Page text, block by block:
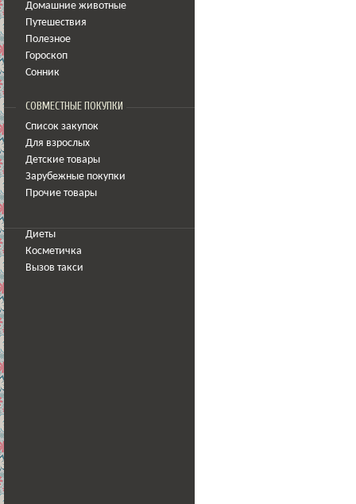
Домашние животные
Путешествия
Полезное
Гороскоп
Сонник
СОВМЕСТНЫЕ ПОКУПКИ
Список закупок
Для взрослых
Детские товары
Зарубежные покупки
Прочие товары
Диеты
Косметичка
Вызов такси